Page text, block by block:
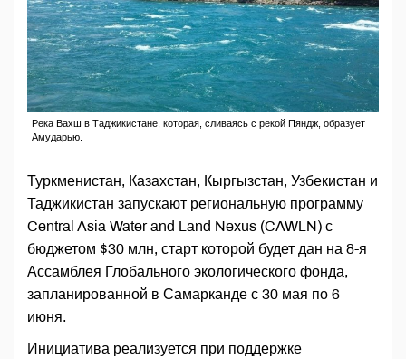
Река Вахш в Таджикистане, которая, сливаясь с рекой Пяндж, образует
Амударью.
Туркменистан, Казахстан, Кыргызстан, Узбекистан и
Таджикистан запускают региональную программу
Central Asia Water and Land Nexus (CAWLN) с
бюджетом $30 млн, старт которой будет дан на 8-я
Ассамблея Глобального экологического фонда,
запланированной в Самарканде с 30 мая по 6
июня.
Инициатива реализуется при поддержке